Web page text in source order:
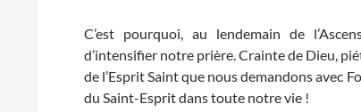
C’est pourquoi, au lendemain de
d’intensifier notre prière. Crainte de Dieu,
de l’Esprit Saint que nous demandons avec
du Saint-Esprit dans toute notre vie !